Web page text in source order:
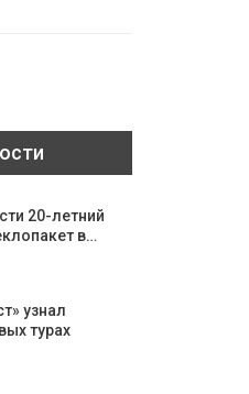
20-летний
в…
узнал
турах